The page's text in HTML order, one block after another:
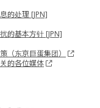
的处理 [JPN]
的基本方针 [JPN]
（东京巨蛋集团）
的各位媒体